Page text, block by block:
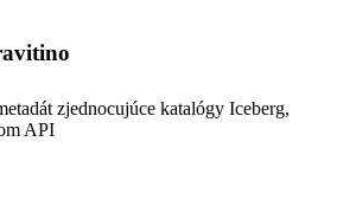
zjednocujúce katalógy Iceberg,
API